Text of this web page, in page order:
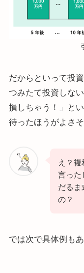
だからといって投
つみたて投資しな
損しちゃう！」と
待ったほうがよさそ
え？
言った
だるま
の？
では次で具体例も